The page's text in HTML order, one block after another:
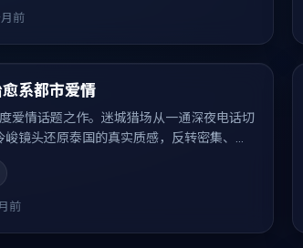
前
愈系都市爱情
爱情话题之作。迷城猎场从一通深夜电话切
镜头还原泰国的真实质感，反转密集、回
前